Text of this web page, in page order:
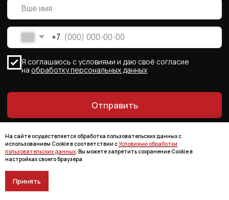
На сайте осуществляется обработка пользовательских данных с
использованием Cookie в соответствии сУсловиями обработки
пользовательских данных. Вы можете запретить сохранение Cookie в
настройках своего браузера
Принять